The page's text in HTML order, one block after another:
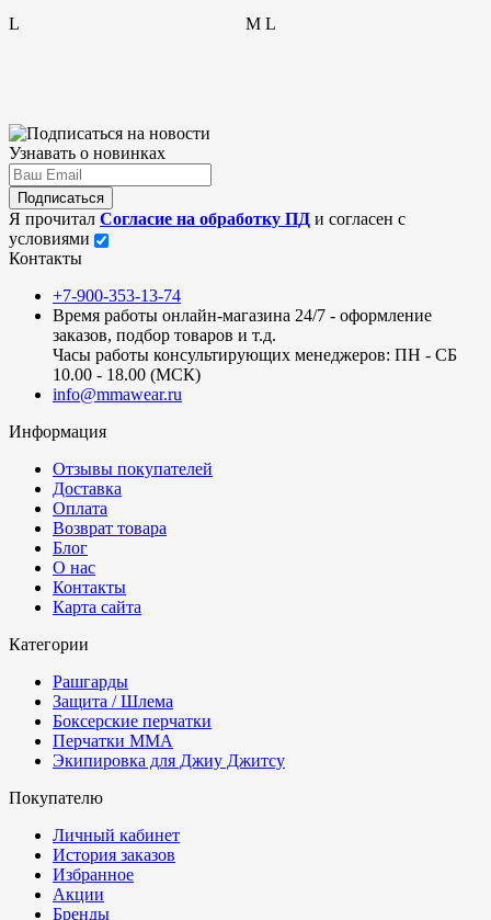
L M L
Узнавать о новинках
Подписаться
Я прочитал Согласие на обработку ПД и согласен с
условиями
Контакты
+7-900-353-13-74
Время работы онлайн-магазина 24/7 - оформление
заказов, подбор товаров и т.д.
Часы работы консультирующих менеджеров: ПН - СБ
10.00 - 18.00 (МСК)
info@mmawear.ru
Информация
Отзывы покупателей
Доставка
Оплата
Возврат товара
Блог
О нас
Контакты
Карта сайта
Категории
Рашгарды
Защита / Шлема
Боксерские перчатки
Перчатки ММА
Экипировка для Джиу Джитсу
Покупателю
Личный кабинет
История заказов
Избранное
Акции
Бренды